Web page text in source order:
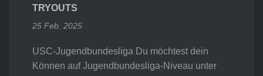
TRYOUTS
25 Feb. 2025
USC-Jugendbundesliga Du möchtest dein
Können auf Jugendbundesliga-Niveau unter